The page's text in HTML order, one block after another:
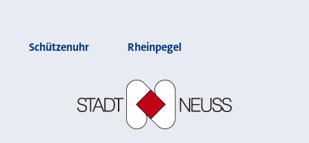
Schützenuhr Rheinpegel